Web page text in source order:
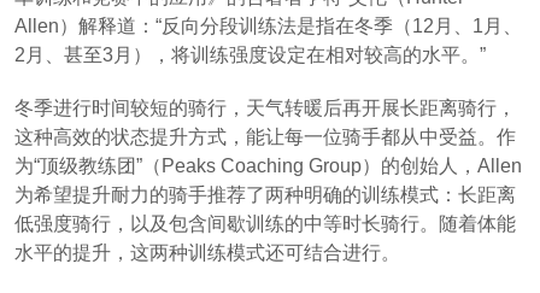
Allen）解释道：“反向分段训练法是指在冬季（12月、1月、
2月、甚至3月），将训练强度设定在相对较高的水平。”
冬季进行时间较短的骑行，天气转暖后再开展长距离骑行，
这种高效的状态提升方式，能让每一位骑手都从中受益。作
为“顶级教练团”（Peaks Coaching Group）的创始人，Allen
为希望提升耐力的骑手推荐了两种明确的训练模式：长距离
低强度骑行，以及包含间歇训练的中等时长骑行。随着体能
水平的提升，这两种训练模式还可结合进行。